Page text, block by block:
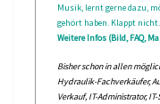
Musik, lernt gerne dazu,
gehört haben. Klappt
Weitere Infos (Bild, FAQ,
Bisher schon in allen
Hydraulik-Fachverkäufer,
Verkauf, IT-Administrator,